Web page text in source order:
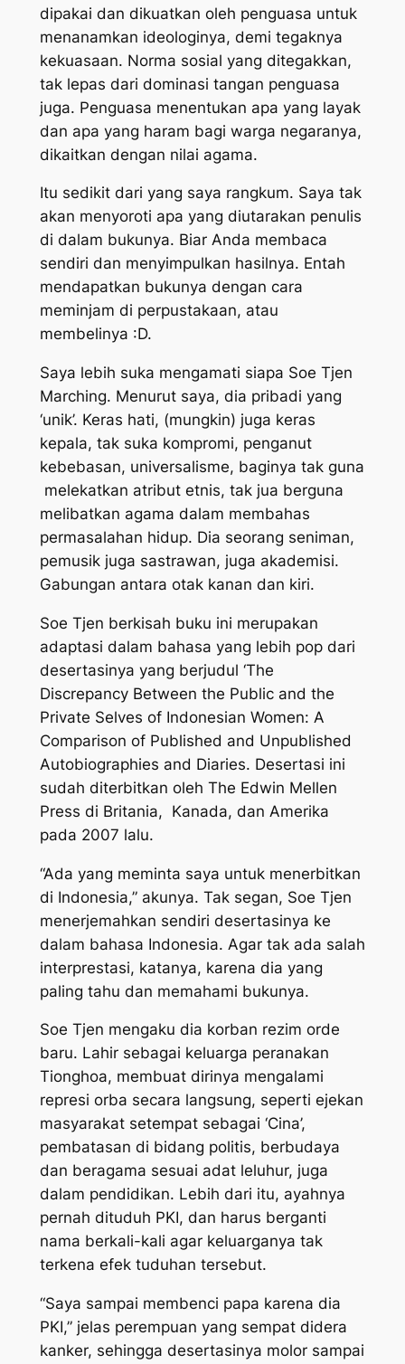
dipakai dan dikuatkan oleh penguasa untuk
menanamkan ideologinya, demi tegaknya
kekuasaan. Norma sosial yang ditegakkan,
tak lepas dari dominasi tangan penguasa
juga. Penguasa menentukan apa yang layak
dan apa yang haram bagi warga negaranya,
dikaitkan dengan nilai agama.
Itu sedikit dari yang saya rangkum. Saya tak
akan menyoroti apa yang diutarakan penulis
di dalam bukunya. Biar Anda membaca
sendiri dan menyimpulkan hasilnya. Entah
mendapatkan bukunya dengan cara
meminjam di perpustakaan, atau
membelinya :D.
Saya lebih suka mengamati siapa Soe Tjen
Marching. Menurut saya, dia pribadi yang
‘unik’. Keras hati, (mungkin) juga keras
kepala, tak suka kompromi, penganut
kebebasan, universalisme, baginya tak guna
melekatkan atribut etnis, tak jua berguna
melibatkan agama dalam membahas
permasalahan hidup. Dia seorang seniman,
pemusik juga sastrawan, juga akademisi.
Gabungan antara otak kanan dan kiri.
Soe Tjen berkisah buku ini merupakan
adaptasi dalam bahasa yang lebih pop dari
desertasinya yang berjudul ‘The
Discrepancy Between the Public and the
Private Selves of Indonesian Women: A
Comparison of Published and Unpublished
Autobiographies and Diaries. Desertasi ini
sudah diterbitkan oleh The Edwin Mellen
Press di Britania, Kanada, dan Amerika
pada 2007 lalu.
“Ada yang meminta saya untuk menerbitkan
di Indonesia,” akunya. Tak segan, Soe Tjen
menerjemahkan sendiri desertasinya ke
dalam bahasa Indonesia. Agar tak ada salah
interprestasi, katanya, karena dia yang
paling tahu dan memahami bukunya.
Soe Tjen mengaku dia korban rezim orde
baru. Lahir sebagai keluarga peranakan
Tionghoa, membuat dirinya mengalami
represi orba secara langsung, seperti ejekan
masyarakat setempat sebagai ‘Cina’,
pembatasan di bidang politis, berbudaya
dan beragama sesuai adat leluhur, juga
dalam pendidikan. Lebih dari itu, ayahnya
pernah dituduh PKI, dan harus berganti
nama berkali-kali agar keluarganya tak
terkena efek tuduhan tersebut.
“Saya sampai membenci papa karena dia
PKI,” jelas perempuan yang sempat didera
kanker, sehingga desertasinya molor sampai